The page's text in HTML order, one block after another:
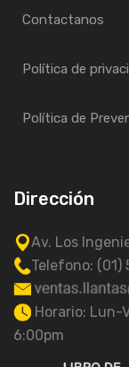
Contactanos
Política de
Política de
Dirección
Av. Los
Telefono: (01)
Horario: Lun-
6:00pm